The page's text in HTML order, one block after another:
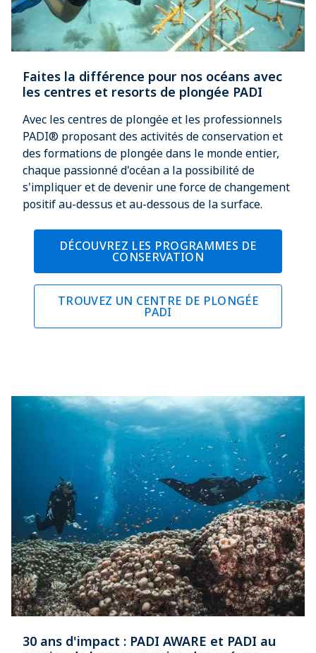
Faites la différence pour nos océans avec
les centres et resorts de plongée PADI
Avec les centres de plongée et les professionnels
PADI® proposant des activités de conservation et
des formations de plongée dans le monde entier,
chaque passionné d'océan a la possibilité de
s'impliquer et de devenir une force de changement
positif au-dessus et au-dessous de la surface.
DÉCOUVREZ LES PROGRAMMES DE
CONSERVATION
TROUVEZ UN CENTRE DE PLONGÉE
PADI
30 ans d'impact : PADI AWARE et PADI au